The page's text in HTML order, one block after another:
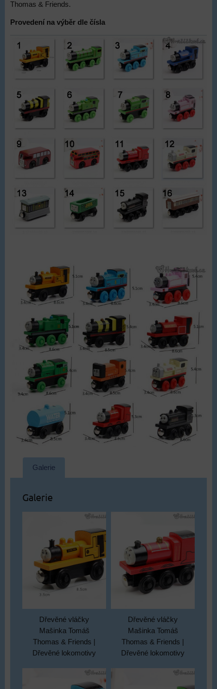
Thomas & Friends.
Provedení na výběr dle čísla
Galerie
Galerie
Dřevěné vláčky
Mašinka Tomáš
Thomas & Friends |
Dřevěné lokomotivy
Dřevěné vláčky
Mašinka Tomáš
Thomas & Friends |
Dřevěné lokomotivy